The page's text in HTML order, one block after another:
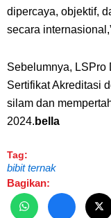
dipercaya, objektif,
secara
Sebelumnya, LSPro
Sertifikat Akreditasi
silam dan
2024. bella
Tag:
bibit ternak
Bagikan: